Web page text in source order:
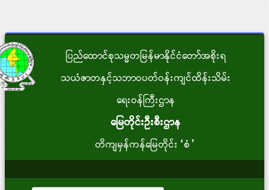
ပြည်ထောင်စုသမ္မတမြန်မာနိုင်ငံတော်အစိုးရ
သယံဇာတနှင့်သဘာဝပတ်ဝန်းကျင်ထိန်းသိမ်း
ရေးဝန်ကြီးဌာန
မြေတိုင်းဦးစီးဌာန
တိကျမှန်ကန်မြေတိုင်း“စံ”